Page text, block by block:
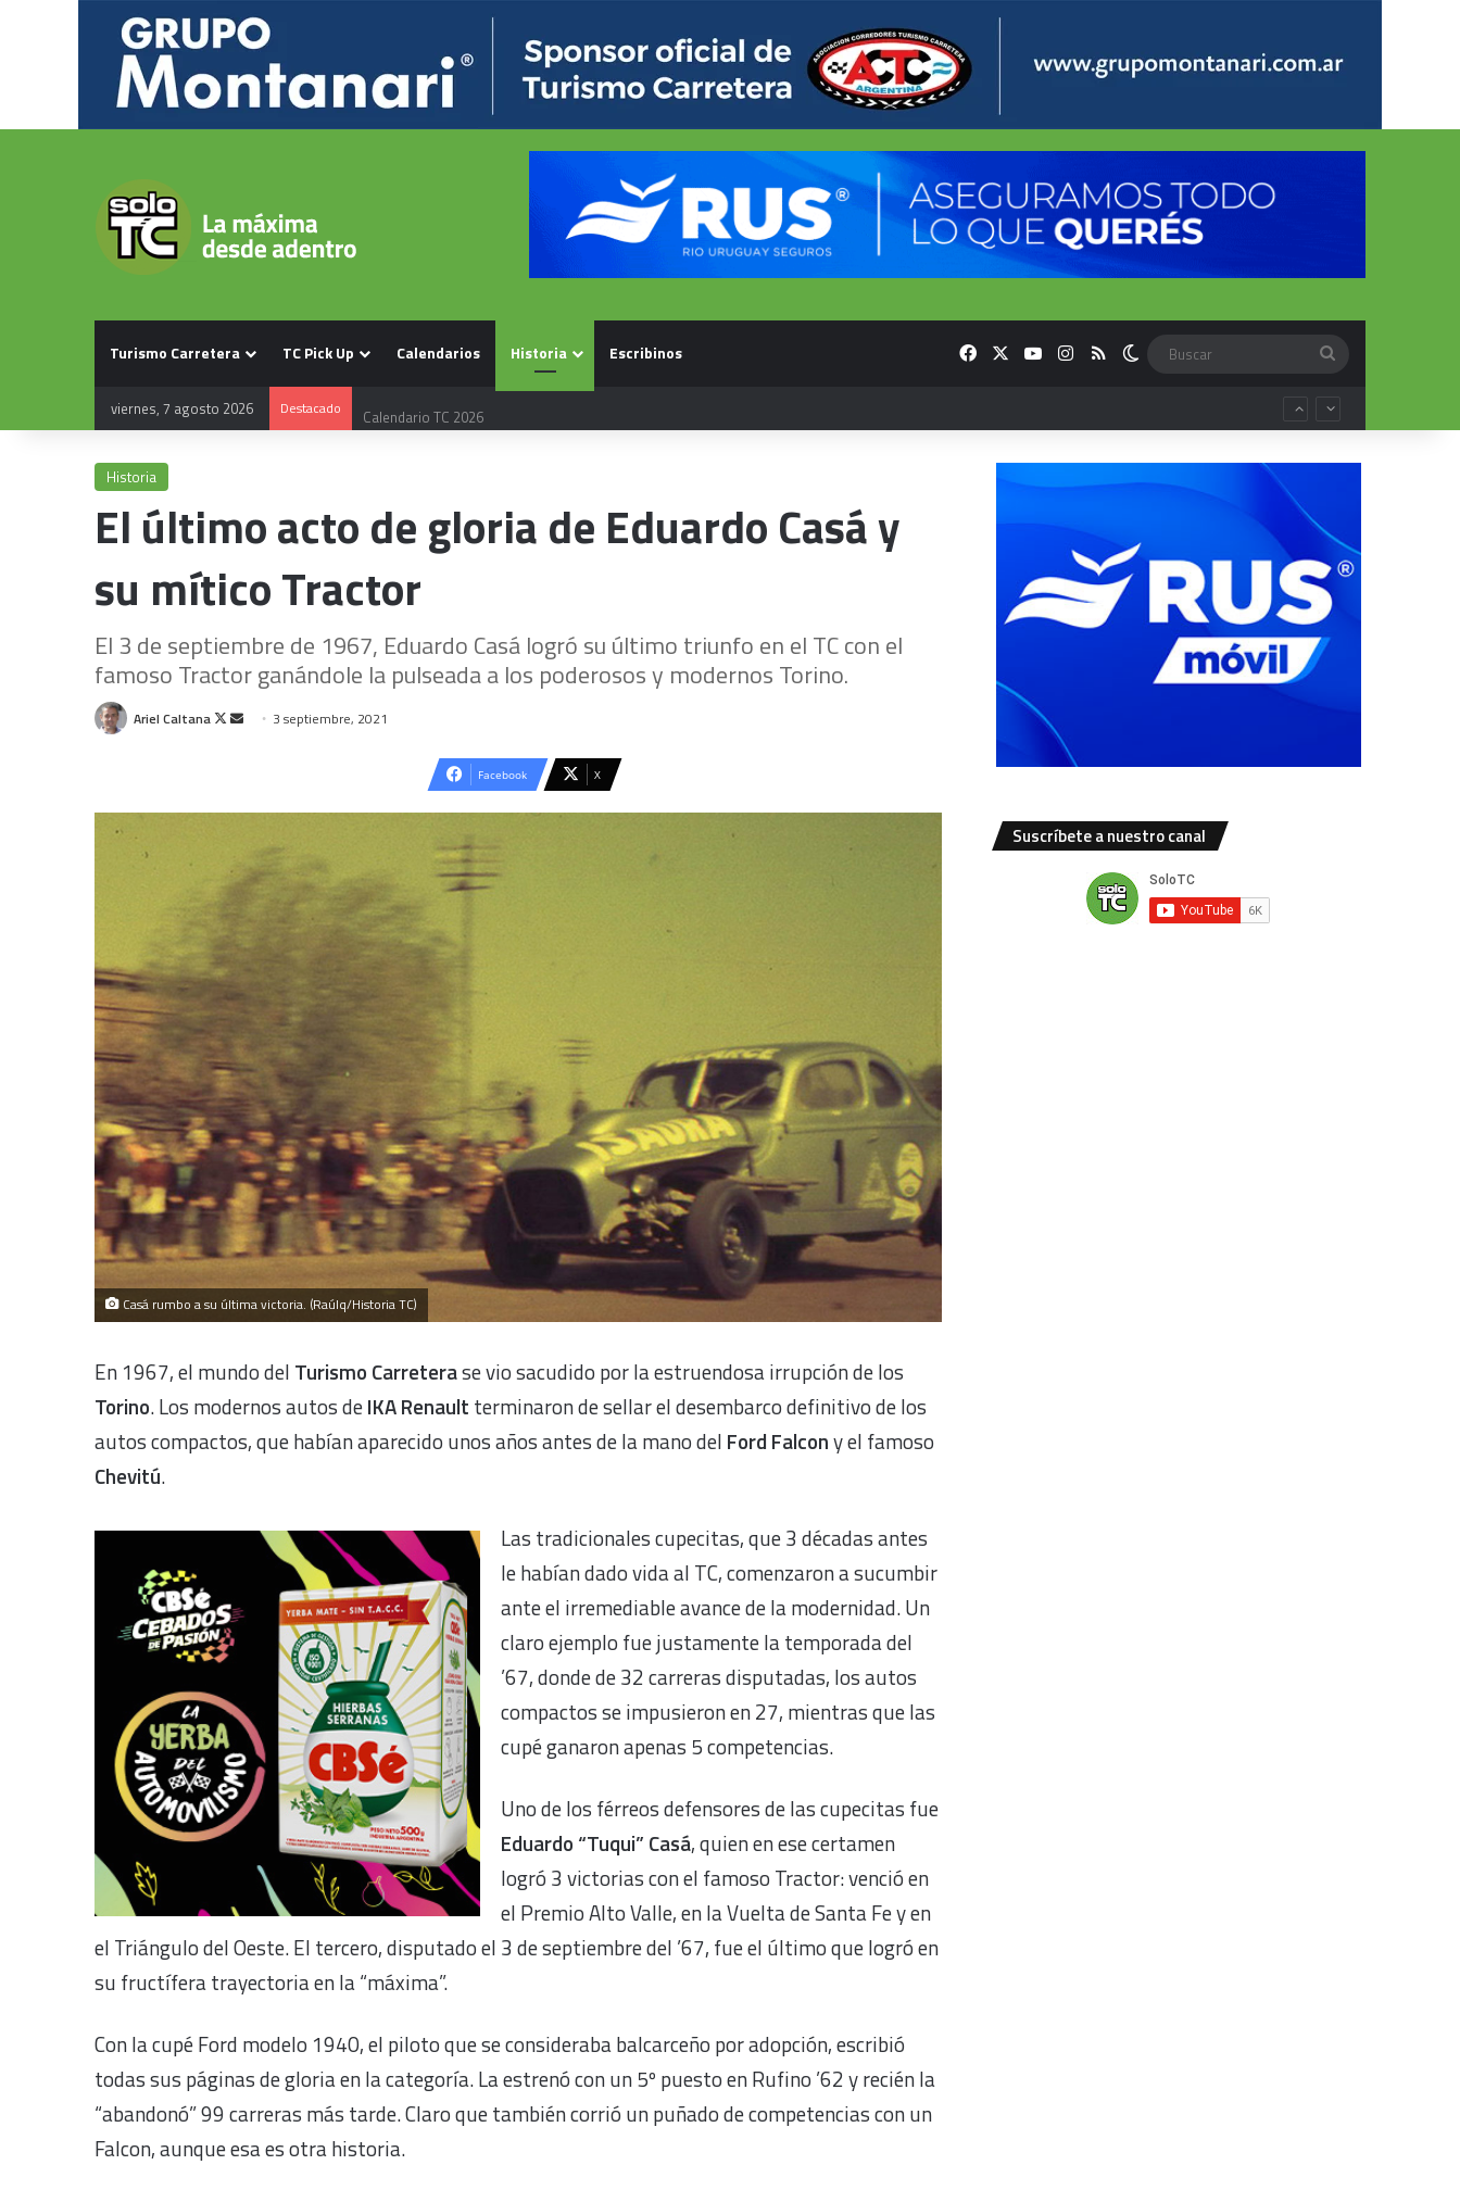
Turismo Carretera TC Pick Up Calendarios Historia Escribinos FacebookYouTubeInstagram
RSS Switch skin
viernes, 7 agosto 2026 Destacado Calendario TC 2026
Historia
El último acto de gloria de Eduardo Casá y
su mítico Tractor
El 3 de septiembre de 1967, Eduardo Casá logró su último triunfo en el TC con el
famoso Tractor ganándole la pulseada a los poderosos y modernos Torino.
Ariel Caltana
Follow
Send 3 septiembre, 2021
Facebook X
Casá rumbo a su última victoria. (Raúlq/Historia TC)
En 1967, el mundo del Turismo Carreterase vio sacudido por la estruendosa irrupción de los
Torino. Los modernos autos deIKA Renault terminaron de sellar el desembarco definitivo de los
autos compactos, que habían aparecido unos años antes de la mano del Ford Falcony el famoso
Chevitú.
Las tradicionales cupecitas, que 3 décadas antes
le habían dado vida al TC, comenzaron a sucumbir
ante el irremediable avance de la modernidad. Un
claro ejemplo fue justamente la temporada del
’67, donde de 32 carreras disputadas, los autos
compactos se impusieron en 27, mientras que las
cupé ganaron apenas 5 competencias.
Uno de los férreos defensores de las cupecitas fue
Eduardo “Tuqui” Casá, quien en ese certamen
logró 3 victorias con el famoso Tractor: venció en
el Premio Alto Valle, en la Vuelta de Santa Fe y en
el Triángulo del Oeste. El tercero, disputado el 3 de septiembre del ’67, fue el último que logró en
su fructífera trayectoria en la “máxima”.
Con la cupé Ford modelo 1940, el piloto que se consideraba balcarceño por adopción, escribió
todas sus páginas de gloria en la categoría. La estrenó con un 5º puesto en Rufino ’62 y recién la
“abandonó” 99 carreras más tarde. Claro que también corrió un puñado de competencias con un
Falcon, aunque esa es otra historia.
Suscríbete a nuestro canal